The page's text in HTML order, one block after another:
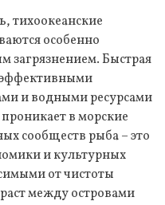
тихоокеанские
особенно
загрязнением. Быстрая
и водными ресурсами
в морские
сообществ рыба – это
и культурных
от чистоты
между островами